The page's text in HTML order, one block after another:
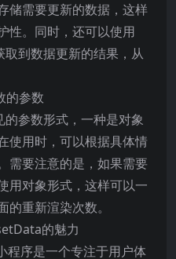
储需要更新的数据，这样
性。同时，还可以使用
到数据更新的结果，从
的参数
参数形式，一种是对象
使用时，可以根据具体情
需要注意的是，如果需要
用对象形式，这样可以一
重新渲染次数。
的魅力
程序是一个专注于用户体